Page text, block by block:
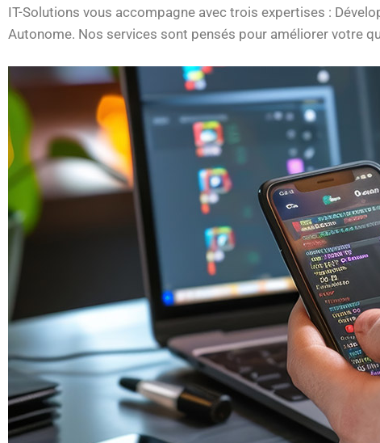
IT-Solutions vous accompagne avec trois expertises :
Autonome. Nos services sont pensés pour améliorer votre